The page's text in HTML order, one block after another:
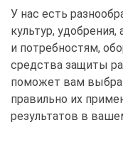
У нас есть
культур,
и потребностям,
средства защиты
поможет вам
правильно их
результатов в